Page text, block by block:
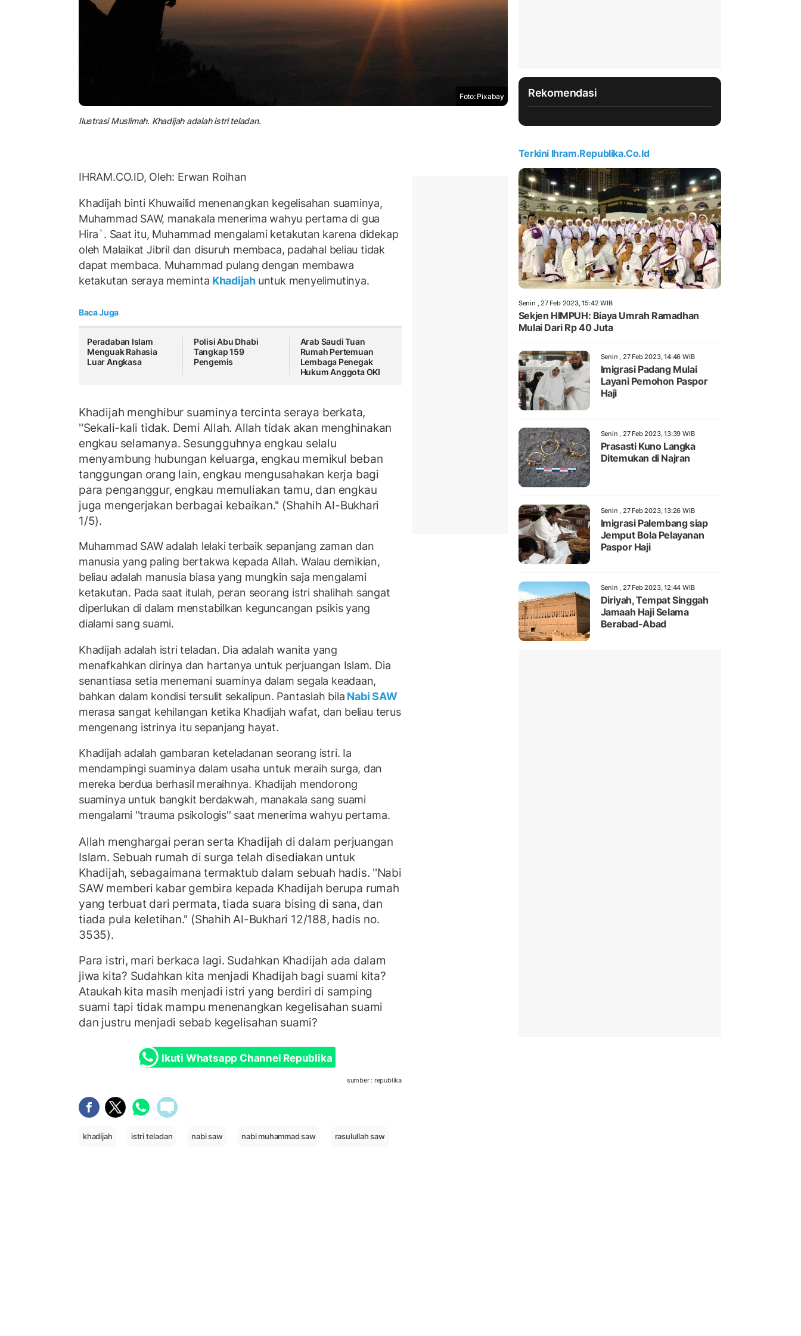
Foto: Pixabay
Ilustrasi Muslimah. Khadijah adalah istri teladan.
IHRAM.CO.ID, Oleh: Erwan Roihan
Khadijah binti Khuwailid menenangkan kegelisahan suaminya,
Muhammad SAW, manakala menerima wahyu pertama di gua
Hira`. Saat itu, Muhammad mengalami ketakutan karena didekap
oleh Malaikat Jibril dan disuruh membaca, padahal beliau tidak
dapat membaca. Muhammad pulang dengan membawa
ketakutan seraya meminta Khadijah untuk menyelimutinya.
Baca Juga
Peradaban Islam
Menguak Rahasia
Luar Angkasa
Polisi Abu Dhabi
Tangkap 159
Pengemis
Arab Saudi Tuan
Rumah Pertemuan
Lembaga Penegak
Hukum Anggota OKI
Khadijah menghibur suaminya tercinta seraya berkata,
''Sekali-kali tidak. Demi Allah. Allah tidak akan menghinakan
engkau selamanya. Sesungguhnya engkau selalu
menyambung hubungan keluarga, engkau memikul beban
tanggungan orang lain, engkau mengusahakan kerja bagi
para penganggur, engkau memuliakan tamu, dan engkau
juga mengerjakan berbagai kebaikan.'' (Shahih Al-Bukhari
1/5).
Muhammad SAW adalah lelaki terbaik sepanjang zaman dan
manusia yang paling bertakwa kepada Allah. Walau demikian,
beliau adalah manusia biasa yang mungkin saja mengalami
ketakutan. Pada saat itulah, peran seorang istri shalihah sangat
diperlukan di dalam menstabilkan keguncangan psikis yang
dialami sang suami.
Khadijah adalah istri teladan. Dia adalah wanita yang
menafkahkan dirinya dan hartanya untuk perjuangan Islam. Dia
senantiasa setia menemani suaminya dalam segala keadaan,
bahkan dalam kondisi tersulit sekalipun. Pantaslah bila Nabi SAW
merasa sangat kehilangan ketika Khadijah wafat, dan beliau terus
mengenang istrinya itu sepanjang hayat.
Khadijah adalah gambaran keteladanan seorang istri. Ia
mendampingi suaminya dalam usaha untuk meraih surga, dan
mereka berdua berhasil meraihnya. Khadijah mendorong
suaminya untuk bangkit berdakwah, manakala sang suami
mengalami ''trauma psikologis'' saat menerima wahyu pertama.
Allah menghargai peran serta Khadijah di dalam perjuangan
Islam. Sebuah rumah di surga telah disediakan untuk
Khadijah, sebagaimana termaktub dalam sebuah hadis. ''Nabi
SAW memberi kabar gembira kepada Khadijah berupa rumah
yang terbuat dari permata, tiada suara bising di sana, dan
tiada pula keletihan.'' (Shahih Al-Bukhari 12/188, hadis no.
3535).
Para istri, mari berkaca lagi. Sudahkan Khadijah ada dalam
jiwa kita? Sudahkan kita menjadi Khadijah bagi suami kita?
Ataukah kita masih menjadi istri yang berdiri di samping
suami tapi tidak mampu menenangkan kegelisahan suami
dan justru menjadi sebab kegelisahan suami?
Ikuti Whatsapp Channel Republika
sumber : republika
khadijah istri teladan nabi saw nabi muhammad saw rasulullah saw
Rekomendasi
Terkini Ihram.republika.co.id
Senin , 27 Feb 2023, 15:42 WIB
Sekjen HIMPUH: Biaya Umrah Ramadhan
Mulai Dari Rp 40 Juta
Senin , 27 Feb 2023, 14:46 WIB
Imigrasi Padang Mulai
Layani Pemohon Paspor
Haji
Senin , 27 Feb 2023, 13:39 WIB
Prasasti Kuno Langka
Ditemukan di Najran
Senin , 27 Feb 2023, 13:26 WIB
Imigrasi Palembang siap
Jemput Bola Pelayanan
Paspor Haji
Senin , 27 Feb 2023, 12:44 WIB
Diriyah, Tempat Singgah
Jamaah Haji Selama
Berabad-Abad